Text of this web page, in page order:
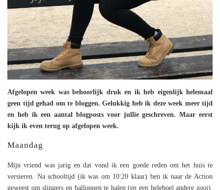
Afgelopen week was behoorlijk druk en ik heb eigenlijk helemaal
geen tijd gehad om te bloggen. Gelukkig heb ik deze week meer tijd
en heb ik een aantal blogposts voor jullie geschreven. Maar eerst
kijk ik even terug op afgelopen week.
Maandag
Mijn vriend was jarig en dat vond ik een goede reden om het huis te
versieren. Na schooltijd (ik was om 10:20 klaar) ben ik naar de Action
geweest om slingers en ballonnen te halen (en een heleboel andere zooi).